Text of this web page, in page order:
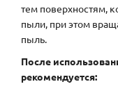
тем поверхностям,
пыли, при этом
пыль.
После
рекомендуется: